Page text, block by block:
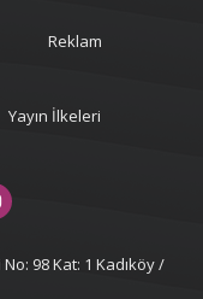
Reklam
Yayın İlkeleri
98 Kat: 1 Kadıköy /